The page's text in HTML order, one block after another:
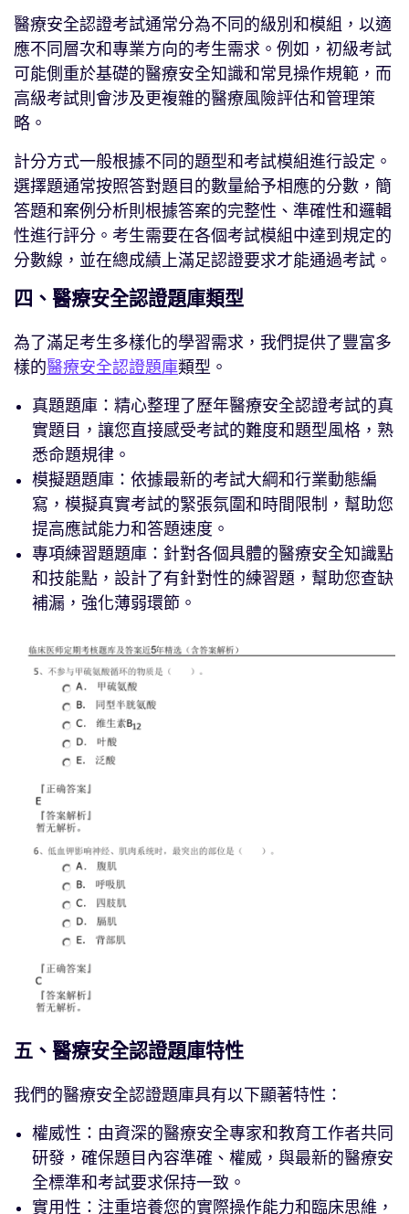
醫療安全認證考試通常分為不同的級別和模組，以適
應不同層次和專業方向的考生需求。例如，初級考試
可能側重於基礎的醫療安全知識和常見操作規範，而
高級考試則會涉及更複雜的醫療風險評估和管理策
略。
計分方式一般根據不同的題型和考試模組進行設定。
選擇題通常按照答對題目的數量給予相應的分數，簡
答題和案例分析則根據答案的完整性、準確性和邏輯
性進行評分。考生需要在各個考試模組中達到規定的
分數線，並在總成績上滿足認證要求才能通過考試。
四、醫療安全認證題庫類型
為了滿足考生多樣化的學習需求，我們提供了豐富多
樣的醫療安全認證題庫類型。
真題題庫：精心整理了歷年醫療安全認證考試的真
實題目，讓您直接感受考試的難度和題型風格，熟
悉命題規律。
模擬題題庫：依據最新的考試大綱和行業動態編
寫，模擬真實考試的緊張氛圍和時間限制，幫助您
提高應試能力和答題速度。
專項練習題題庫：針對各個具體的醫療安全知識點
和技能點，設計了有針對性的練習題，幫助您查缺
補漏，強化薄弱環節。
五、醫療安全認證題庫特性
我們的醫療安全認證題庫具有以下顯著特性：
權威性：由資深的醫療安全專家和教育工作者共同
研發，確保題目內容準確、權威，與最新的醫療安
全標準和考試要求保持一致。
實用性：注重培養您的實際操作能力和臨床思維，